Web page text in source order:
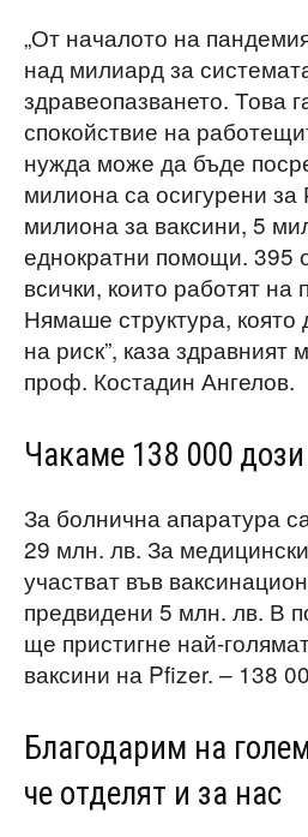
„От началото на
над милиард за
здравеопазването. Това
спокойствие на
нужда може да бъде
милиона са осигурени
милиона за ваксини, 5
еднократни помощи. 395
всички, които работят на
Нямаше структура,
на риск”, каза здравният
проф. Костадин Ангелов.
Чакаме 138 000
За болнична апаратура
29 млн. лв. За
участват във
предвидени 5 млн. лв. В
ще пристигне най-
ваксини на Pfizer. – 138
Благодарим на
че отделят и за нас